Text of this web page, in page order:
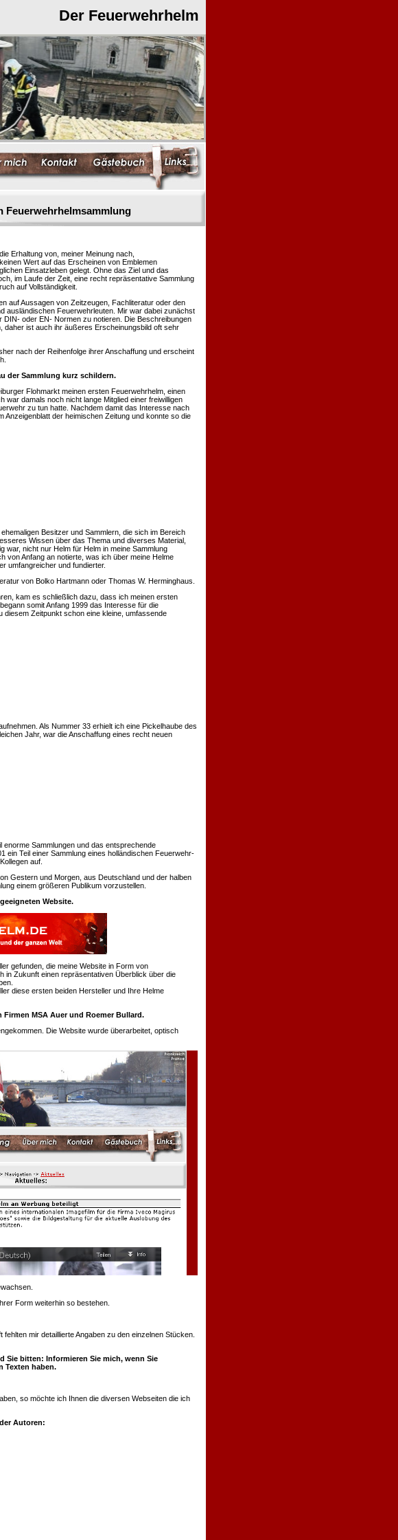
Der Feuerwehrhelm
Feuerwehrhelmsammlung
Erhaltung von, meiner Meinung nach,
Wert auf das Erscheinen von Emblemen
Einsatzleben gelegt. Ohne das Ziel und das
im Laufe der Zeit, eine recht repräsentative Sammlung
auf Vollständigkeit.
auf Aussagen von Zeitzeugen, Fachliteratur oder den
ausländischen Feuerwehrleuten. Mir war dabei zunächst
oder EN- Normen zu notieren. Die Beschreibungen
daher ist auch ihr äußeres Erscheinungsbild oft sehr
nach der Reihenfolge ihrer Anschaffung und erscheint
der Sammlung kurz schildern.
Flohmarkt meinen ersten Feuerwehrhelm, einen
damals noch nicht lange Mitglied einer freiwilligen
zu tun hatte. Nachdem damit das Interesse nach
Anzeigenblatt der heimischen Zeitung und konnte so die
Besitzer und Sammlern, die sich im Bereich
Wissen über das Thema und diverses Material,
war, nicht nur Helm für Helm in meine Sammlung
von Anfang an notierte, was ich über meine Helme
umfangreicher und fundierter.
von Bolko Hartmann oder Thomas W. Herminghaus.
kam es schließlich dazu, dass ich meinen ersten
somit Anfang 1999 das Interesse für die
Zeitpunkt schon eine kleine, umfassende
Als Nummer 33 erhielt ich eine Pickelhaube des
Jahr, war die Anschaffung eines recht neuen
Sammlungen und das entsprechende
ein Teil einer Sammlung eines holländischen Feuerwehr-
auf.
Gestern und Morgen, aus Deutschland und der halben
einem größeren Publikum vorzustellen.
Website.
gefunden, die meine Website in Form von
in Zukunft einen repräsentativen Überblick über die
diese ersten beiden Hersteller und Ihre Helme
MSA Auer und Roemer Bullard.
Die Website wurde überarbeitet, optisch
Form weiterhin so bestehen.
mir detaillierte Angaben zu den einzelnen Stücken.
Sie bitten: Informieren Sie mich, wenn Sie
Texten haben.
so möchte ich Ihnen die diversen Webseiten die ich
Autoren: